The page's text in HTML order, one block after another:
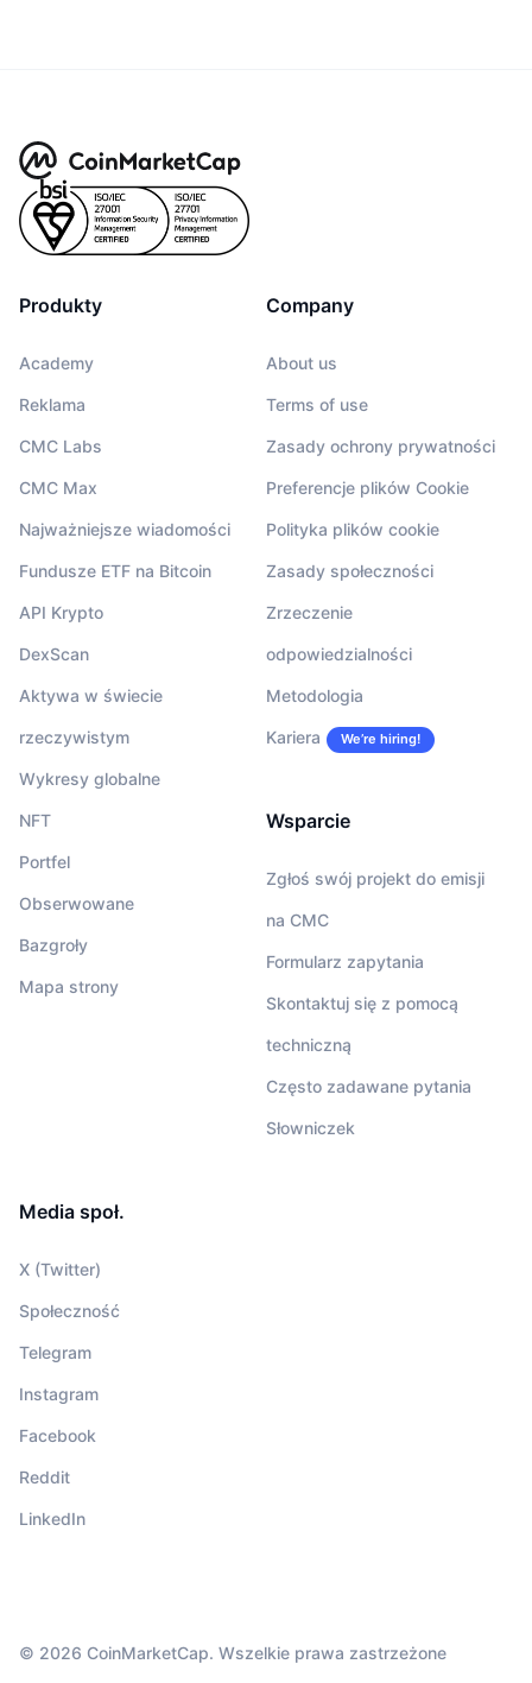
Produkty
Academy
Reklama
CMC Labs
CMC Max
Najważniejsze wiadomości
Fundusze ETF na Bitcoin
API Krypto
DexScan
Aktywa w świecie
rzeczywistym
Wykresy globalne
NFT
Portfel
Obserwowane
Bazgroły
Mapa strony
Company
About us
Terms of use
Zasady ochrony prywatności
Preferencje plików Cookie
Polityka plików cookie
Zasady społeczności
Zrzeczenie
odpowiedzialności
Metodologia
Kariera We’re hiring!
Wsparcie
Zgłoś swój projekt do emisji
na CMC
Formularz zapytania
Skontaktuj się z pomocą
techniczną
Często zadawane pytania
Słowniczek
Media społ.
X (Twitter)
Społeczność
Telegram
Instagram
Facebook
Reddit
LinkedIn
© 2026 CoinMarketCap. Wszelkie prawa zastrzeżone